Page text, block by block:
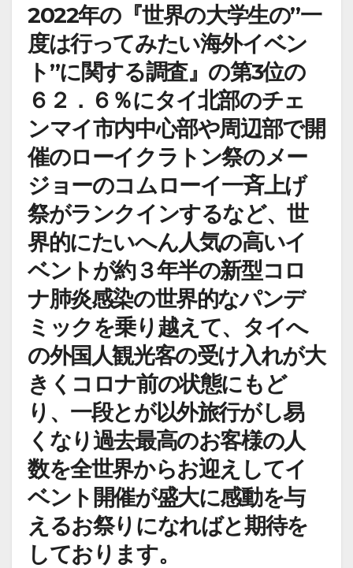
2022年の『世界の大学生の”一
度は行ってみたい海外イベン
ト”に関する調査』の第3位の
６２．６％にタイ北部のチェ
ンマイ市内中心部や周辺部で開
催のローイクラトン祭のメー
ジョーのコムローイ一斉上げ
祭がランクインするなど、世
界的にたいへん人気の高いイ
ベントが約３年半の新型コロ
ナ肺炎感染の世界的なパンデ
ミックを乗り越えて、タイへ
の外国人観光客の受け入れが大
きくコロナ前の状態にもど
り、一段とが以外旅行がし易
くなり過去最高のお客様の人
数を全世界からお迎えしてイ
ベント開催が盛大に感動を与
えるお祭りになればと期待を
しております。